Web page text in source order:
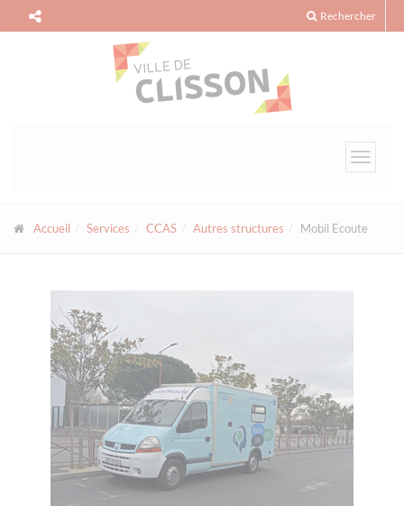
Rechercher
Toggle
Accueil Services CCAS Autres structures Mobil Ecoute
Panneau de gestion des cookies